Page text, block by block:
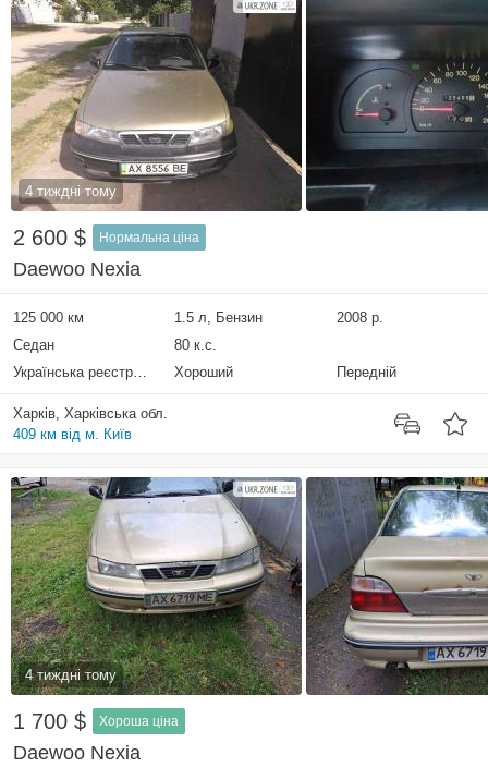
4 тиждні тому
2 600 $ Нормальна ціна
Daewoo Nexia
125 000 км 1.5 л, Бензин
2008 р.
Седан
80 к.с.
Українська реєстрація
Хороший Передній
Харків, Харківська обл.
409 км від м. Київ
4 тиждні тому
1 700 $ Хороша ціна
Daewoo Nexia